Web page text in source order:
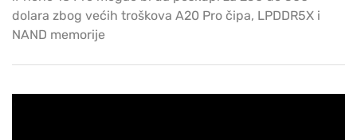
dolara zbog većih troškova A20 Pro čipa, LPDDR5X i
NAND memorije